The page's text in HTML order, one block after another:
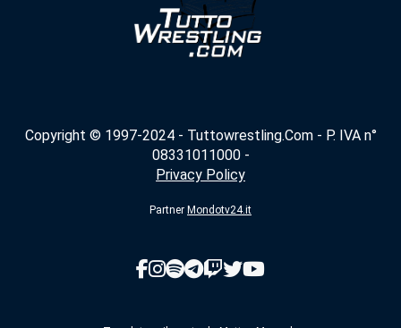
Copyright © 1997-2024 - Tuttowrestling.Com - P. IVA n°
08331011000 -
Privacy Policy
Partner Mondotv24.it